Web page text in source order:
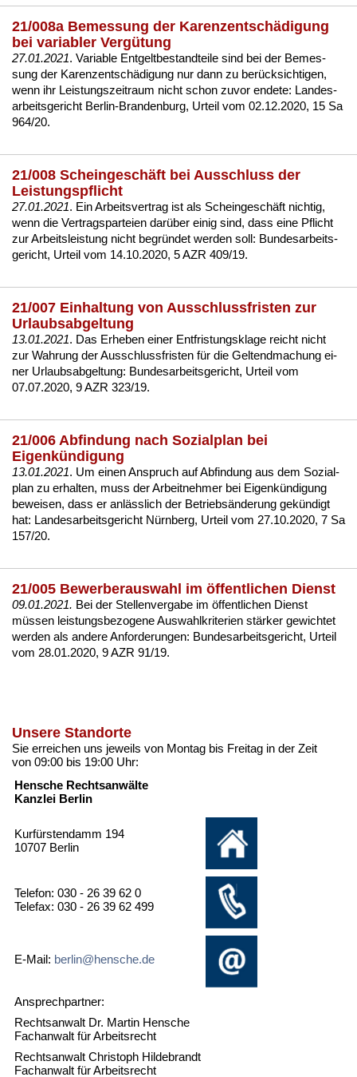
21/008a Bemessung der Karenzentschädigung
bei variabler Vergütung
27.01.2021. Va­ria­ble Ent­gelt­be­stand­tei­le sind bei der Be­mes­
sung der Ka­ren­zentschädi­gung nur dann zu berück­sich­ti­gen,
wenn ihr Leis­tungs­zeit­raum nicht schon zu­vor en­de­te: Lan­des­
ar­beits­ge­richt Ber­lin-Bran­den­burg, Ur­teil vom 02.12.2020, 15 Sa
964/20.
21/008 Scheingeschäft bei Ausschluss der
Leistungspflicht
27.01.2021. Ein Ar­beits­ver­trag ist als Schein­geschäft nich­tig,
wenn die Ver­trags­par­tei­en darüber ei­nig sind, dass ei­ne Pflicht
zur Ar­beits­leis­tung nicht be­gründet wer­den soll: Bun­des­ar­beits­
ge­richt, Ur­teil vom 14.10.2020, 5 AZR 409/19.
21/007 Einhaltung von Ausschlussfristen zur
Urlaubsabgeltung
13.01.2021. Das Er­he­ben ei­ner Ent­fris­tungs­kla­ge reicht nicht
zur Wah­rung der Aus­schluss­fris­ten für die Gel­tend­ma­chung ei­
ner Ur­laubs­ab­gel­tung: Bun­des­ar­beits­ge­richt, Ur­teil vom
07.07.2020, 9 AZR 323/19.
21/006 Abfindung nach Sozialplan bei
Eigenkündigung
13.01.2021. Um ei­nen An­spruch auf Ab­fin­dung aus dem So­zi­al­
plan zu er­hal­ten, muss der Ar­beit­neh­mer bei Ei­genkündi­gung
be­wei­sen, dass er anläss­lich der Be­triebsände­rung gekündigt
hat: Lan­des­ar­beits­ge­richt Nürn­berg, Ur­teil vom 27.10.2020, 7 Sa
157/20.
21/005 Bewerberauswahl im öffentlichen Dienst
09.01.2021. Bei der Stel­len­ver­ga­be im öffent­li­chen Dienst
müssen leis­tungs­be­zo­ge­ne Aus­wahl­kri­te­ri­en stärker ge­wich­tet
wer­den als an­de­re An­for­de­run­gen: Bun­des­ar­beits­ge­richt, Ur­teil
vom 28.01.2020, 9 AZR 91/19.
Unsere Standorte
Sie erreichen uns jeweils von Montag bis Freitag in der Zeit
von 09:00 bis 19:00 Uhr:
Hensche Rechtsanwälte
Kanzlei Berlin
Kurfürstendamm 194
10707 Berlin
Telefon: 030 - 26 39 62 0
Telefax: 030 - 26 39 62 499
E-Mail: berlin@hensche.de
Ansprechpartner:
Rechtsanwalt Dr. Martin Hensche
Fachanwalt für Arbeitsrecht
Rechtsanwalt Christoph Hildebrandt
Fachanwalt für Arbeitsrecht